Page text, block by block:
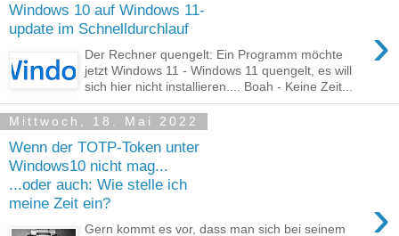
Windows 10 auf Windows 11-
update im Schnelldurchlauf
›
Der Rechner quengelt: Ein Programm möchte
jetzt Windows 11 - Windows 11 quengelt, es will
sich hier nicht installieren.... Boah - Keine Zeit...
Mittwoch, 18. Mai 2022
Wenn der TOTP-Token unter
Windows10 nicht mag...
...oder auch: Wie stelle ich
meine Zeit ein?
›
Gern kommt es vor, dass man sich bei seinem